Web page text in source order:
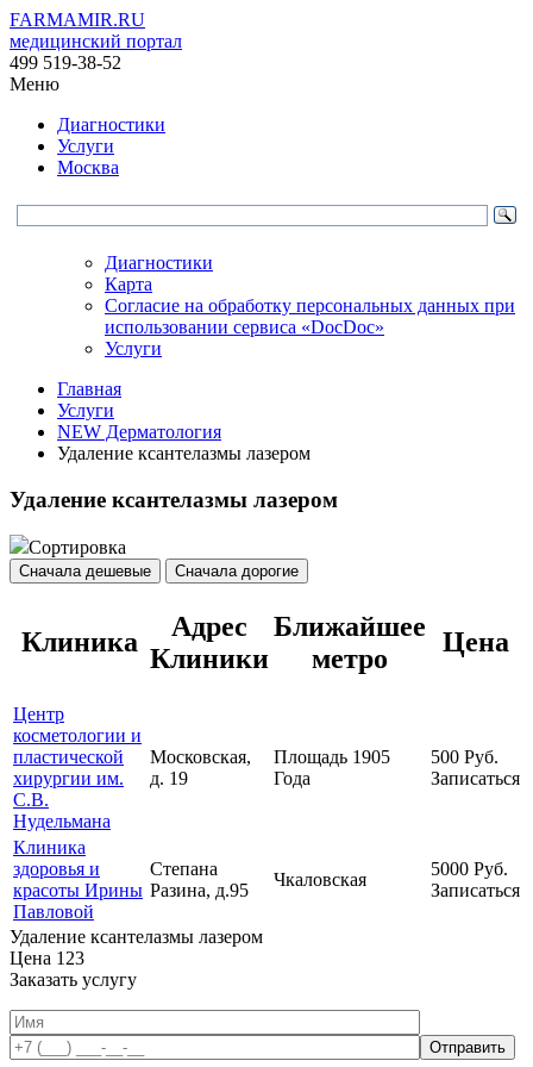
FARMAMIR.RU
медицинский портал
499 519-38-52
Меню
Диагностики
Услуги
Москва
Диагностики
Карта
Согласие на обработку персональных данных при
использовании сервиса «DocDoc»
Услуги
Главная
Услуги
NEW Дерматология
Удаление ксантелазмы лазером
Удаление ксантелазмы лазером
Сортировка
Сначала дешевые Сначала дорогие
Клиника
Адрес
Клиники
Ближайшее
метро
Цена
Центр
косметологии и
пластической
хирургии им.
С.В.
Нудельмана
Московская,
д. 19
Площадь 1905
Года
500 Руб.
Записаться
Клиника
здоровья и
красоты Ирины
Павловой
Степана
Разина, д.95
Чкаловская
5000 Руб.
Записаться
Удаление ксантелазмы лазером
Цена 123
Заказать услугу